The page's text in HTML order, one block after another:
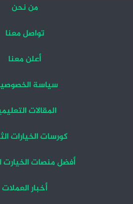
من نحن
تواصل معنا
أعلن معنا
سياسة
المقالات
كورسات الخيارات
أفضل منصات الخيارت
أخبار العملات